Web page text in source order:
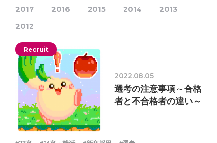
採用情報
お問い合わせ
お知らせ
2017
2016 2015 2014
2013
2012
Recruit
2022.08.05
選考の注意事項～合格
者と不合格者の違い～